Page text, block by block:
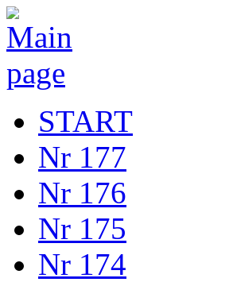
START
Nr 177
Nr 176
Nr 175
Nr 174